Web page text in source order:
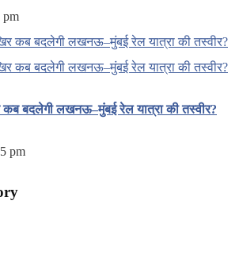
pm
बदलेगी लखनऊ–मुंबई रेल यात्रा की तस्वीर?
pm